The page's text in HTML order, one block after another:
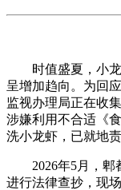
时值盛夏，小龙
呈增加趋向。为回
监视办理局正在收
涉嫌利用不合适《
洗小龙虾，已就地责
2026年5月，郫
进行法律查抄，现